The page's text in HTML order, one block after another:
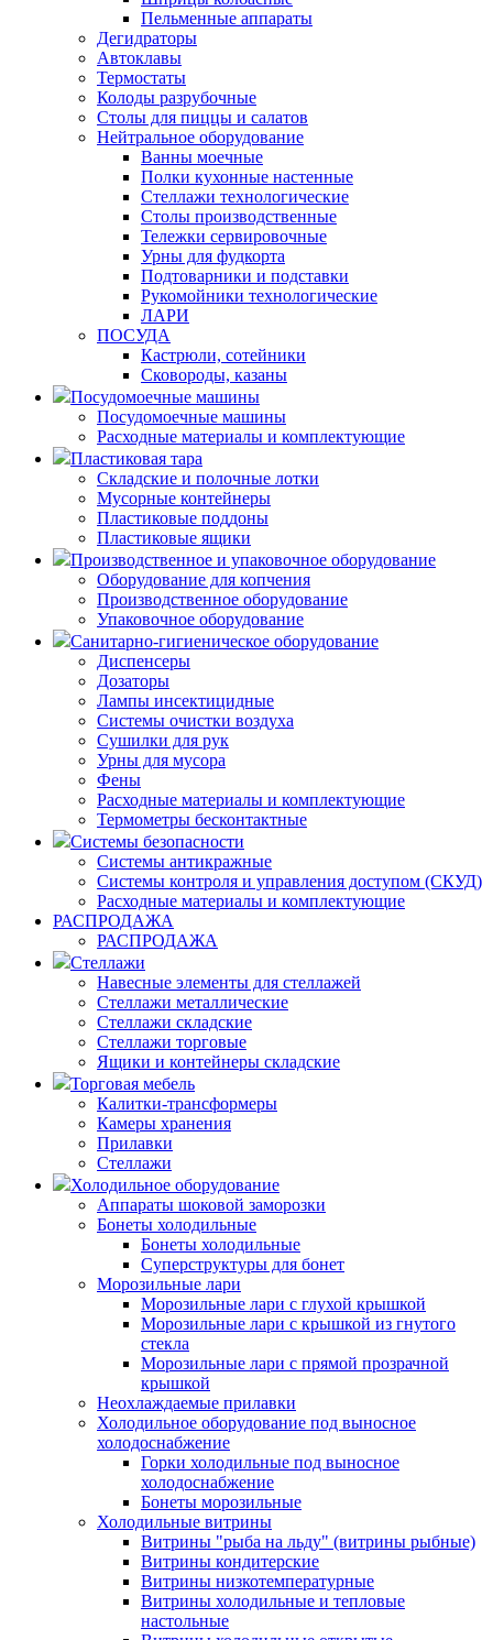
Пельменные аппараты
Дегидраторы
Автоклавы
Термостаты
Колоды разрубочные
Столы для пиццы и салатов
Нейтральное оборудование
Ванны моечные
Полки кухонные настенные
Стеллажи технологические
Столы производственные
Тележки сервировочные
Урны для фудкорта
Подтоварники и подставки
Рукомойники технологические
ЛАРИ
ПОСУДА
Кастрюли, сотейники
Сковороды, казаны
Посудомоечные машины
Посудомоечные машины
Расходные материалы и комплектующие
Пластиковая тара
Складские и полочные лотки
Мусорные контейнеры
Пластиковые поддоны
Пластиковые ящики
Производственное и упаковочное оборудование
Оборудование для копчения
Производственное оборудование
Упаковочное оборудование
Санитарно-гигиеническое оборудование
Диспенсеры
Дозаторы
Лампы инсектицидные
Системы очистки воздуха
Сушилки для рук
Урны для мусора
Фены
Расходные материалы и комплектующие
Термометры бесконтактные
Системы безопасности
Системы антикражные
Системы контроля и управления доступом (СКУД)
Расходные материалы и комплектующие
РАСПРОДАЖА
РАСПРОДАЖА
Стеллажи
Навесные элементы для стеллажей
Стеллажи металлические
Стеллажи складские
Стеллажи торговые
Ящики и контейнеры складские
Торговая мебель
Калитки-трансформеры
Камеры хранения
Прилавки
Стеллажи
Холодильное оборудование
Аппараты шоковой заморозки
Бонеты холодильные
Бонеты холодильные
Суперструктуры для бонет
Морозильные лари
Морозильные лари с глухой крышкой
Морозильные лари с крышкой из гнутого
стекла
Морозильные лари с прямой прозрачной
крышкой
Неохлаждаемые прилавки
Холодильное оборудование под выносное
холодоснабжение
Горки холодильные под выносное
холодоснабжение
Бонеты морозильные
Холодильные витрины
Витрины "рыба на льду" (витрины рыбные)
Витрины кондитерские
Витрины низкотемпературные
Витрины холодильные и тепловые
настольные